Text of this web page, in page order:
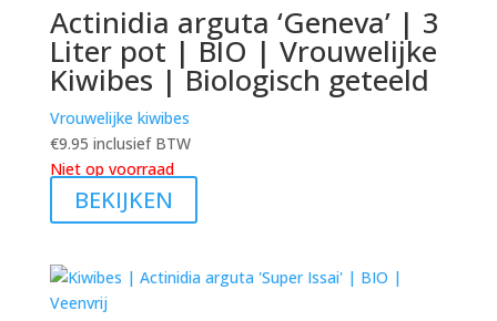
Actinidia arguta ‘Geneva’ | 3
Liter pot | BIO | Vrouwelijke
Kiwibes | Biologisch geteeld
Vrouwelijke kiwibes
€9.95 inclusief BTW
Niet op voorraad
BEKIJKEN